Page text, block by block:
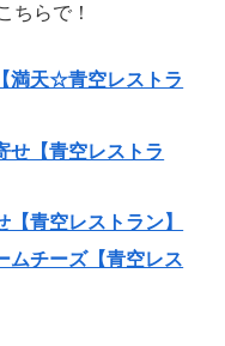
ちらで！
満天☆青空レストラ
せ【青空レストラ
青空レストラン】
ムチーズ【青空レス